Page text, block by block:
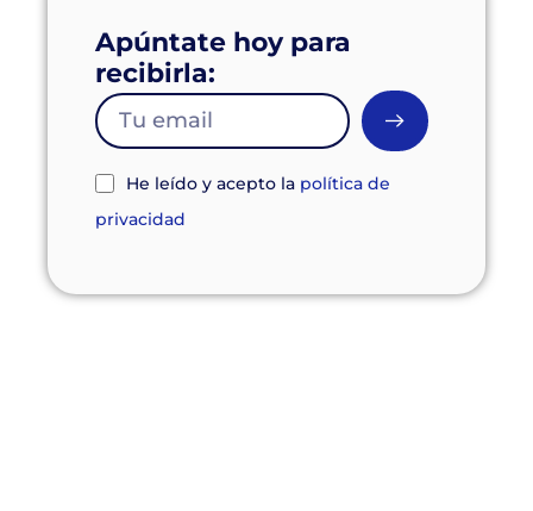
Apúntate hoy para
recibirla:
He leído y acepto la política de
privacidad